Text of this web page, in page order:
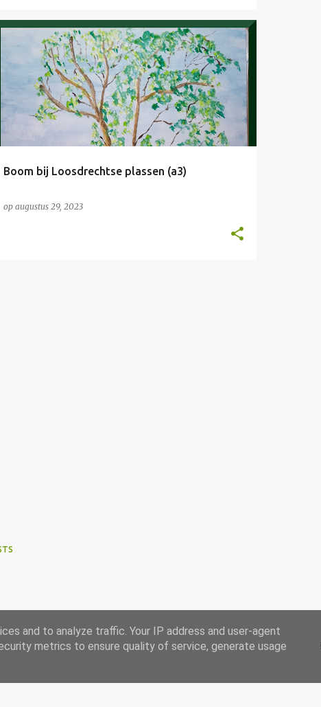
Boom bij Loosdrechtse plassen (a3)
op augustus 29, 2023
NIET TE KOOP
and to analyze traffic. Your IP address and user-agent
metrics to ensure quality of service, generate usage